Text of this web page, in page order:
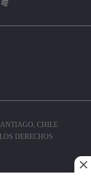
CHILE
DERECHOS